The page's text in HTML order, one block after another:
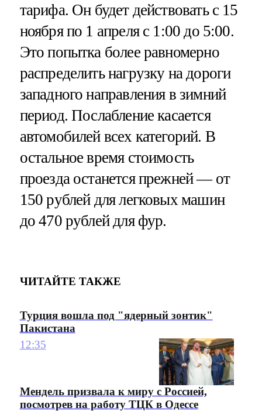
тарифа. Он будет действовать с 15
ноября по 1 апреля с 1:00 до 5:00.
Это попытка более равномерно
распределить нагрузку на дороги
западного направления в зимний
период. Послабление касается
автомобилей всех категорий. В
остальное время стоимость
проезда останется прежней — от
150 рублей для легковых машин
до 470 рублей для фур.
ЧИТАЙТЕ ТАКЖЕ
Турция вошла под "ядерный зонтик"
Пакистана
12:35
Мендель призвала к миру с Россией,
посмотрев на работу ТЦК в Одессе